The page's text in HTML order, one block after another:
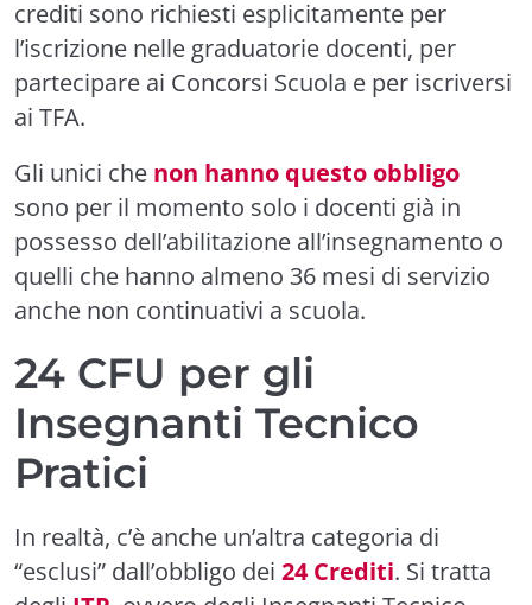
crediti sono richiesti esplicitamente per
l’iscrizione nelle graduatorie docenti, per
partecipare ai Concorsi Scuola e per iscriversi
ai TFA.
Gli unici che non hanno questo obbligo
sono per il momento solo i docenti già in
possesso dell’abilitazione all’insegnamento o
quelli che hanno almeno 36 mesi di servizio
anche non continuativi a scuola.
24 CFU per gli
Insegnanti Tecnico
Pratici
In realtà, c’è anche un’altra categoria di
“esclusi” dall’obbligo dei 24 Crediti. Si tratta